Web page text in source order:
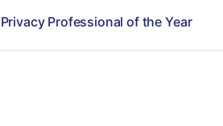
Privacy Professional of the Year